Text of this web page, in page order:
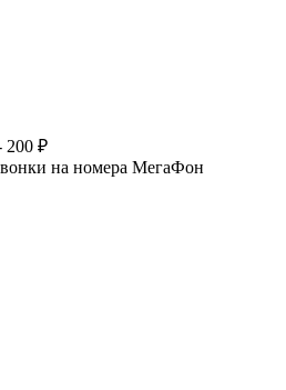
200 ₽
на номера МегаФон